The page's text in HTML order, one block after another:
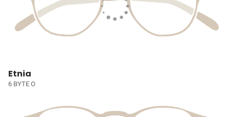
Etnia
6 BYTE O